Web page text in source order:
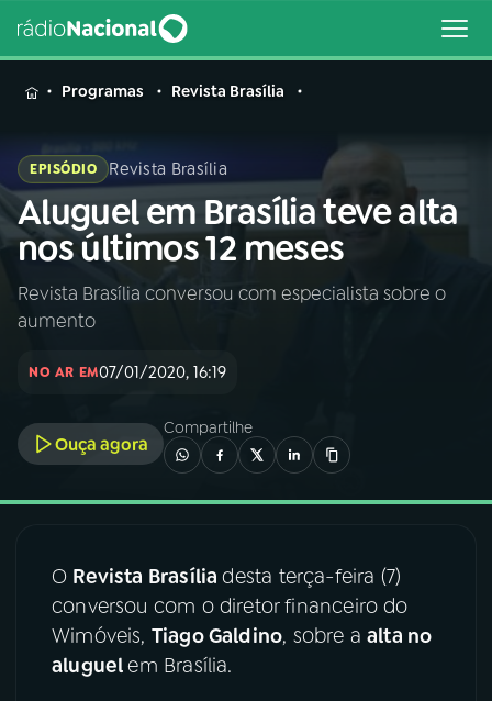
MENU
Buscar
na
Rádio
Nacional
Buscar
04PROGRAMAS
Programas Revista Brasília
EPISÓDIO Revista Brasília
Aluguel em Brasília teve alta
nos últimos 12 meses
Revista Brasília conversou com especialista sobre o
aumento
NO AR EM07/01/2020, 16:19
Ouça agora
Compartilhe
O Revista Brasíliadesta terça-feira (7)
conversou com o diretor financeiro do
Wimóveis, Tiago Galdino, sobre a alta no
aluguelem Brasília.